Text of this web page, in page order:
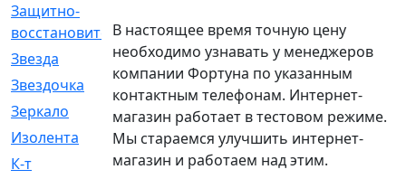
Защитно-
восстановительный
Звезда
[1]
Звездочка
[5]
Зеркало
[369]
Изолента
[1]
К-т
[13]
В настоящее время точную цену
необходимо узнавать у менеджеров
компании Фортуна по указанным
контактным телефонам. Интернет-
магазин работает в тестовом режиме.
Мы стараемся улучшить интернет-
магазин и работаем над этим.